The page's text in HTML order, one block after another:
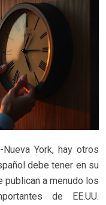
York, hay otros
debe tener en su
publican a menudo los
de EE.UU.